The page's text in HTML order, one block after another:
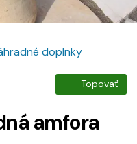
doplnky
Topovať
amfora